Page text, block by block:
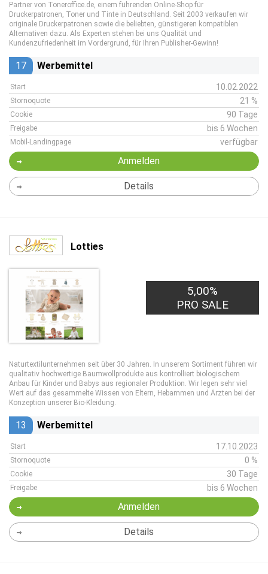
Partner von Toneroffice.de, einem führenden Online-Shop für
Druckerpatronen, Toner und Tinte in Deutschland. Seit 2003 verkaufen wir
originale Druckerpatronen sowie die beliebten, günstigeren kompatiblen
Alternativen dazu. Als Experten stehen bei uns Qualität und
Kundenzufriedenheit im Vordergrund, für Ihren Publisher-Gewinn!
17 Werbemittel
Start 10.02.2022
Stornoquote 21 %
Cookie 90 Tage
Freigabe bis 6 Wochen
Mobil-Landingpage verfügbar
Anmelden
Details
Lotties
5,00%
PRO SALE
Naturtextilunternehmen seit über 30 Jahren. In unserem Sortiment führen wir
qualitativ hochwertige Baumwollprodukte aus kontrolliert biologischem
Anbau für Kinder und Babys aus regionaler Produktion. Wir legen sehr viel
Wert auf das gesammelte Wissen von Eltern, Hebammen und Ärzten bei der
Konzeption unserer Bio-Kleidung.
13 Werbemittel
Start 17.10.2023
Stornoquote 0 %
Cookie 30 Tage
Freigabe bis 6 Wochen
Anmelden
Details